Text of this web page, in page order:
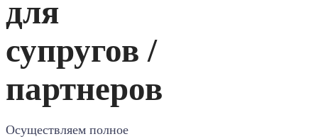
для
супругов /
партнеров
Осуществляем полное